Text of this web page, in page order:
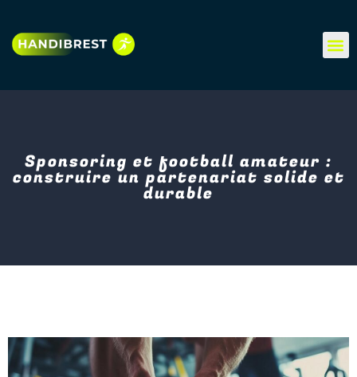
Sponsoring et football amateur :
construire un partenariat solide et
durable